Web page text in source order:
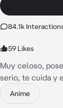
84.1k
59 Likes
Muy celoso,
serio, te cuida y
Anime